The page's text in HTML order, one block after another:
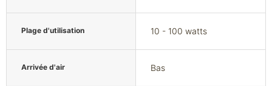
Plage d'utilisation 10 - 100 watts
Arrivée d'air Bas